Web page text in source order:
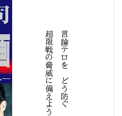
言
論
テ
ロ
を
、
ど
う
防
ぐ
超
限
戦
の
脅
威
に
備
え
よ
う